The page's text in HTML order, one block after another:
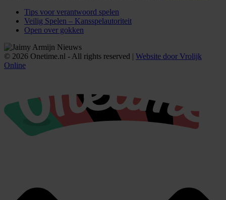
Tips voor verantwoord spelen
Veilig Spelen – Kansspelautoriteit
Open over gokken
© 2026 Onetime.nl - All rights reserved | Website door Vrolijk
Online